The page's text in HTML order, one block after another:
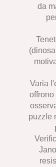
da
Varia
puzzle